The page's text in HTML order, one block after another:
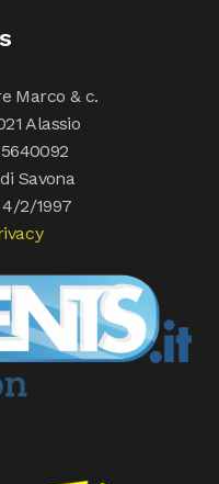
Marco & c.
Alassio
Savona
4/2/1997